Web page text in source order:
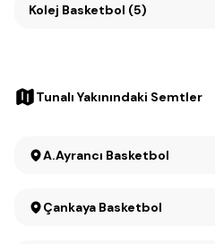
Kolej Basketbol (5)
Tunalı Yakınındaki Semtler
A.Ayrancı Basketbol
Çankaya Basketbol